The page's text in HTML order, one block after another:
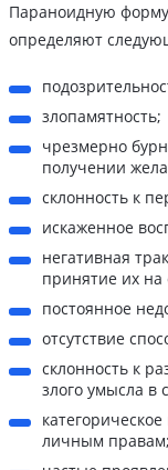
Параноидную форму
определяют
злопамятность;
чрезмерно
получении
склонность к
искаженное
негативная
принятие их на
постоянное
отсутствие
склонность к
злого умысла в
личным правам;